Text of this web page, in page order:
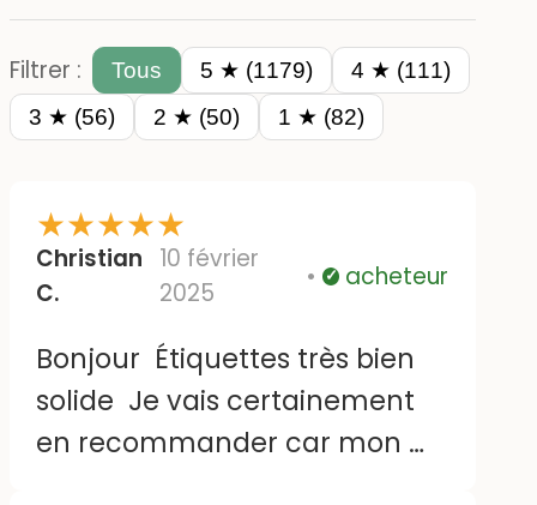
Filtrer : Tous 5 ★ (1179)
4 ★ (111)
3 ★ (56)
2 ★ (50) 1 ★ (82)
★★★★★
Christian
C.
10 février
2025
Vérifié
acheteur
Bonjour Étiquettes très bien
solide Je vais certainement
en recommander car mon m